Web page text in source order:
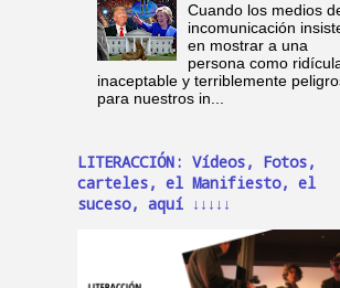
Cuando los medios
incomunicación
en mostrar a una
persona como
inaceptable y terriblemente
para nuestros in...
LITERACCIÓN: Vídeos, Fotos,
carteles, el Manifiesto, el
suceso, aquí ↓↓↓↓↓